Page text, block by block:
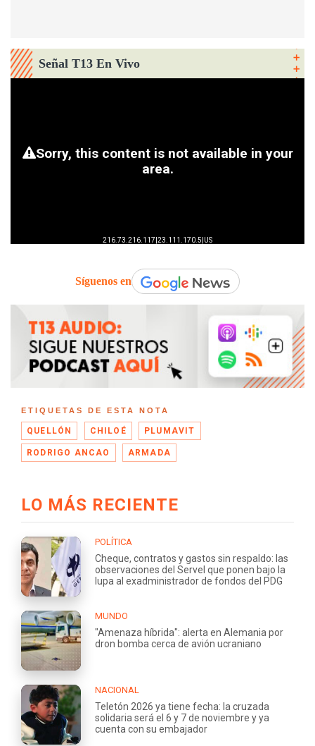
Señal T13 En Vivo
Síguenos en
ETIQUETAS DE ESTA NOTA
QUELLÓN CHILOÉ PLUMAVIT
RODRIGO ANCAO ARMADA
LO MÁS RECIENTE
POLÍTICA
Cheque, contratos y gastos sin respaldo: las
observaciones del Servel que ponen bajo la
lupa al exadministrador de fondos del PDG
MUNDO
"Amenaza híbrida": alerta en Alemania por
dron bomba cerca de avión ucraniano
NACIONAL
Teletón 2026 ya tiene fecha: la cruzada
solidaria será el 6 y 7 de noviembre y ya
cuenta con su embajador